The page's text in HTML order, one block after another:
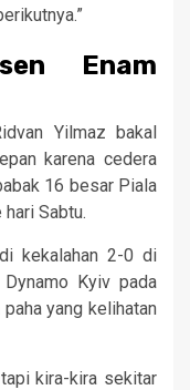
Enam
Yilmaz bakal
karena cedera
16 besar Piala
Sabtu.
kekalahan 2-0 di
Kyiv pada
yang kelihatan
kira-kira sekitar